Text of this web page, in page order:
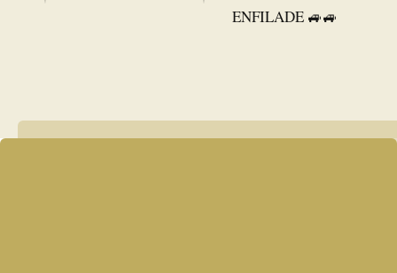
ENFILADE 🚙🚙